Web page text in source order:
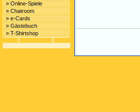
» Online-Spiele
» Chatroom
» e-Cards
» Gästebuch
» T-Shirtshop